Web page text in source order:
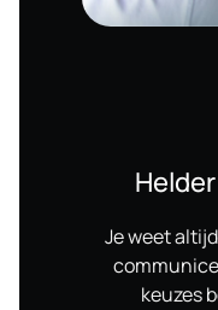
Je weet
keuzes